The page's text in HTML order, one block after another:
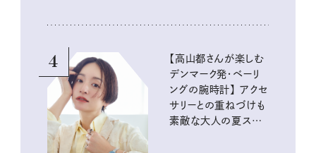
4
【高山都さんが楽しむ
デンマーク発・ベーリ
ングの腕時計】 アクセ
サリーとの重ねづけも
素敵な大人の夏スタイ